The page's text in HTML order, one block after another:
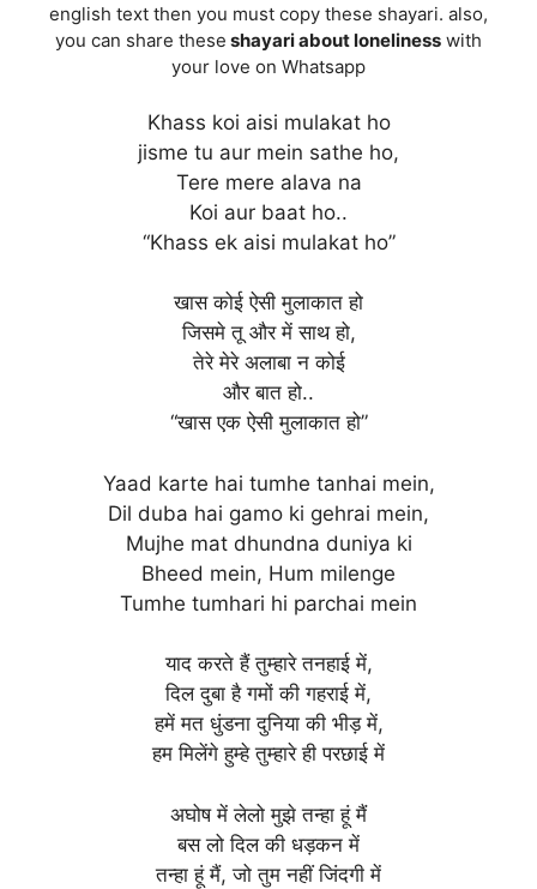
english text then you must copy these shayari. also,
you can share these shayari about loneliness with
your love on Whatsapp
Khass koi aisi mulakat ho
jisme tu aur mein sathe ho,
Tere mere alava na
Koi aur baat ho..
“Khass ek aisi mulakat ho”
खास कोई ऐसी मुलाकात हो
जिसमे तू और में साथ हो,
तेरे मेरे अलाबा न कोई
और बात हो..
“खास एक ऐसी मुलाकात हो”
Yaad karte hai tumhe tanhai mein,
Dil duba hai gamo ki gehrai mein,
Mujhe mat dhundna duniya ki
Bheed mein, Hum milenge
Tumhe tumhari hi parchai mein
याद करते हैं तुम्हारे तनहाई में,
दिल दुबा है गमों की गहराई में,
हमें मत धुंडना दुनिया की भीड़ में,
हम मिलेंगे हुम्हे तुम्हारे ही परछाई में
अघोष में लेलो मुझे तन्हा हूं मैं
बस लो दिल की धड़कन में
तन्हा हूं मैं, जो तुम नहीं जिंदगी में